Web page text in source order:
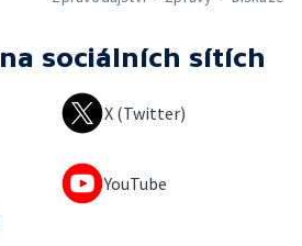
na sociálních sítích
X (Twitter)
YouTube